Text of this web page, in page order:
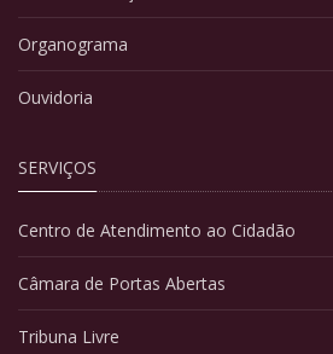
Organograma
Ouvidoria
SERVIÇOS
Centro de Atendimento ao Cidadão
Câmara de Portas Abertas
Tribuna Livre